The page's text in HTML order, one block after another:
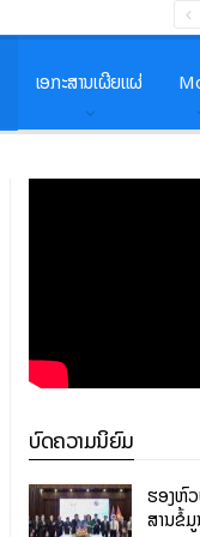
ເອກະສານເຜີຍແຜ່
ບົດຄວາມນິຍົມ
ຮອງຫົ
ສານຂໍ້